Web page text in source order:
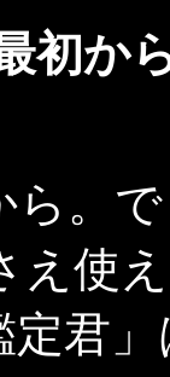
初か
。
え使
君」